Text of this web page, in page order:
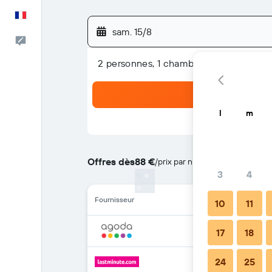
Commentaires
sam. 15/8
2 personnes, 1 chambre
Offres dès88 €/prix par nuit le moins cher
Fournisseur
l m
3 4
10 11
17 18
24 25